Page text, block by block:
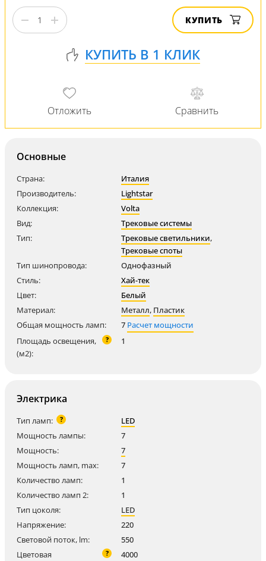
КУПИТЬ
Основные
Страна:
Италия
Производитель:
Lightstar
Коллекция:
Volta
Вид:
Трековые системы
Тип:
Трековые светильники,
Трековые споты
Тип шинопровода:
Однофазный
Стиль:
Хай-тек
Цвет:
Белый
Материал:
Металл, Пластик
Общая мощность ламп:
7 Расчет мощности
Площадь освещения,
(м2):
? 1
Электрика
Тип ламп: ?
LED
Мощность лампы:
7
Мощность:
7
Мощность ламп, max:
7
Количество ламп:
1
Количество ламп 2:
1
Тип цоколя:
LED
Напряжение:
220
Световой поток, lm:
550
Цветовая
? 4000